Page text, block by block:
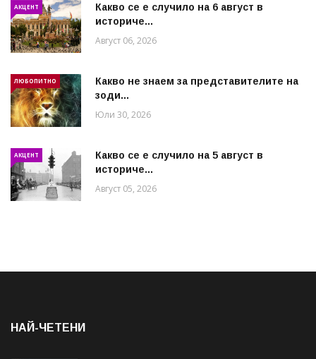
АКЦЕНТ
Какво се е случило на 6 август в
историче...
Август 06, 2026
ЛЮБОПИТНО
Какво не знаем за представителите на
зоди...
Юли 30, 2026
АКЦЕНТ
Какво се е случило на 5 август в
историче...
Август 05, 2026
НАЙ-ЧЕТЕНИ